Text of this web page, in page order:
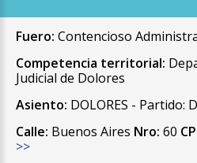
Fuero: Contencioso
Competencia territorial:
Judicial de Dolores
Asiento: DOLORES - Partido:
Calle: Buenos Aires Nro: 60
>>